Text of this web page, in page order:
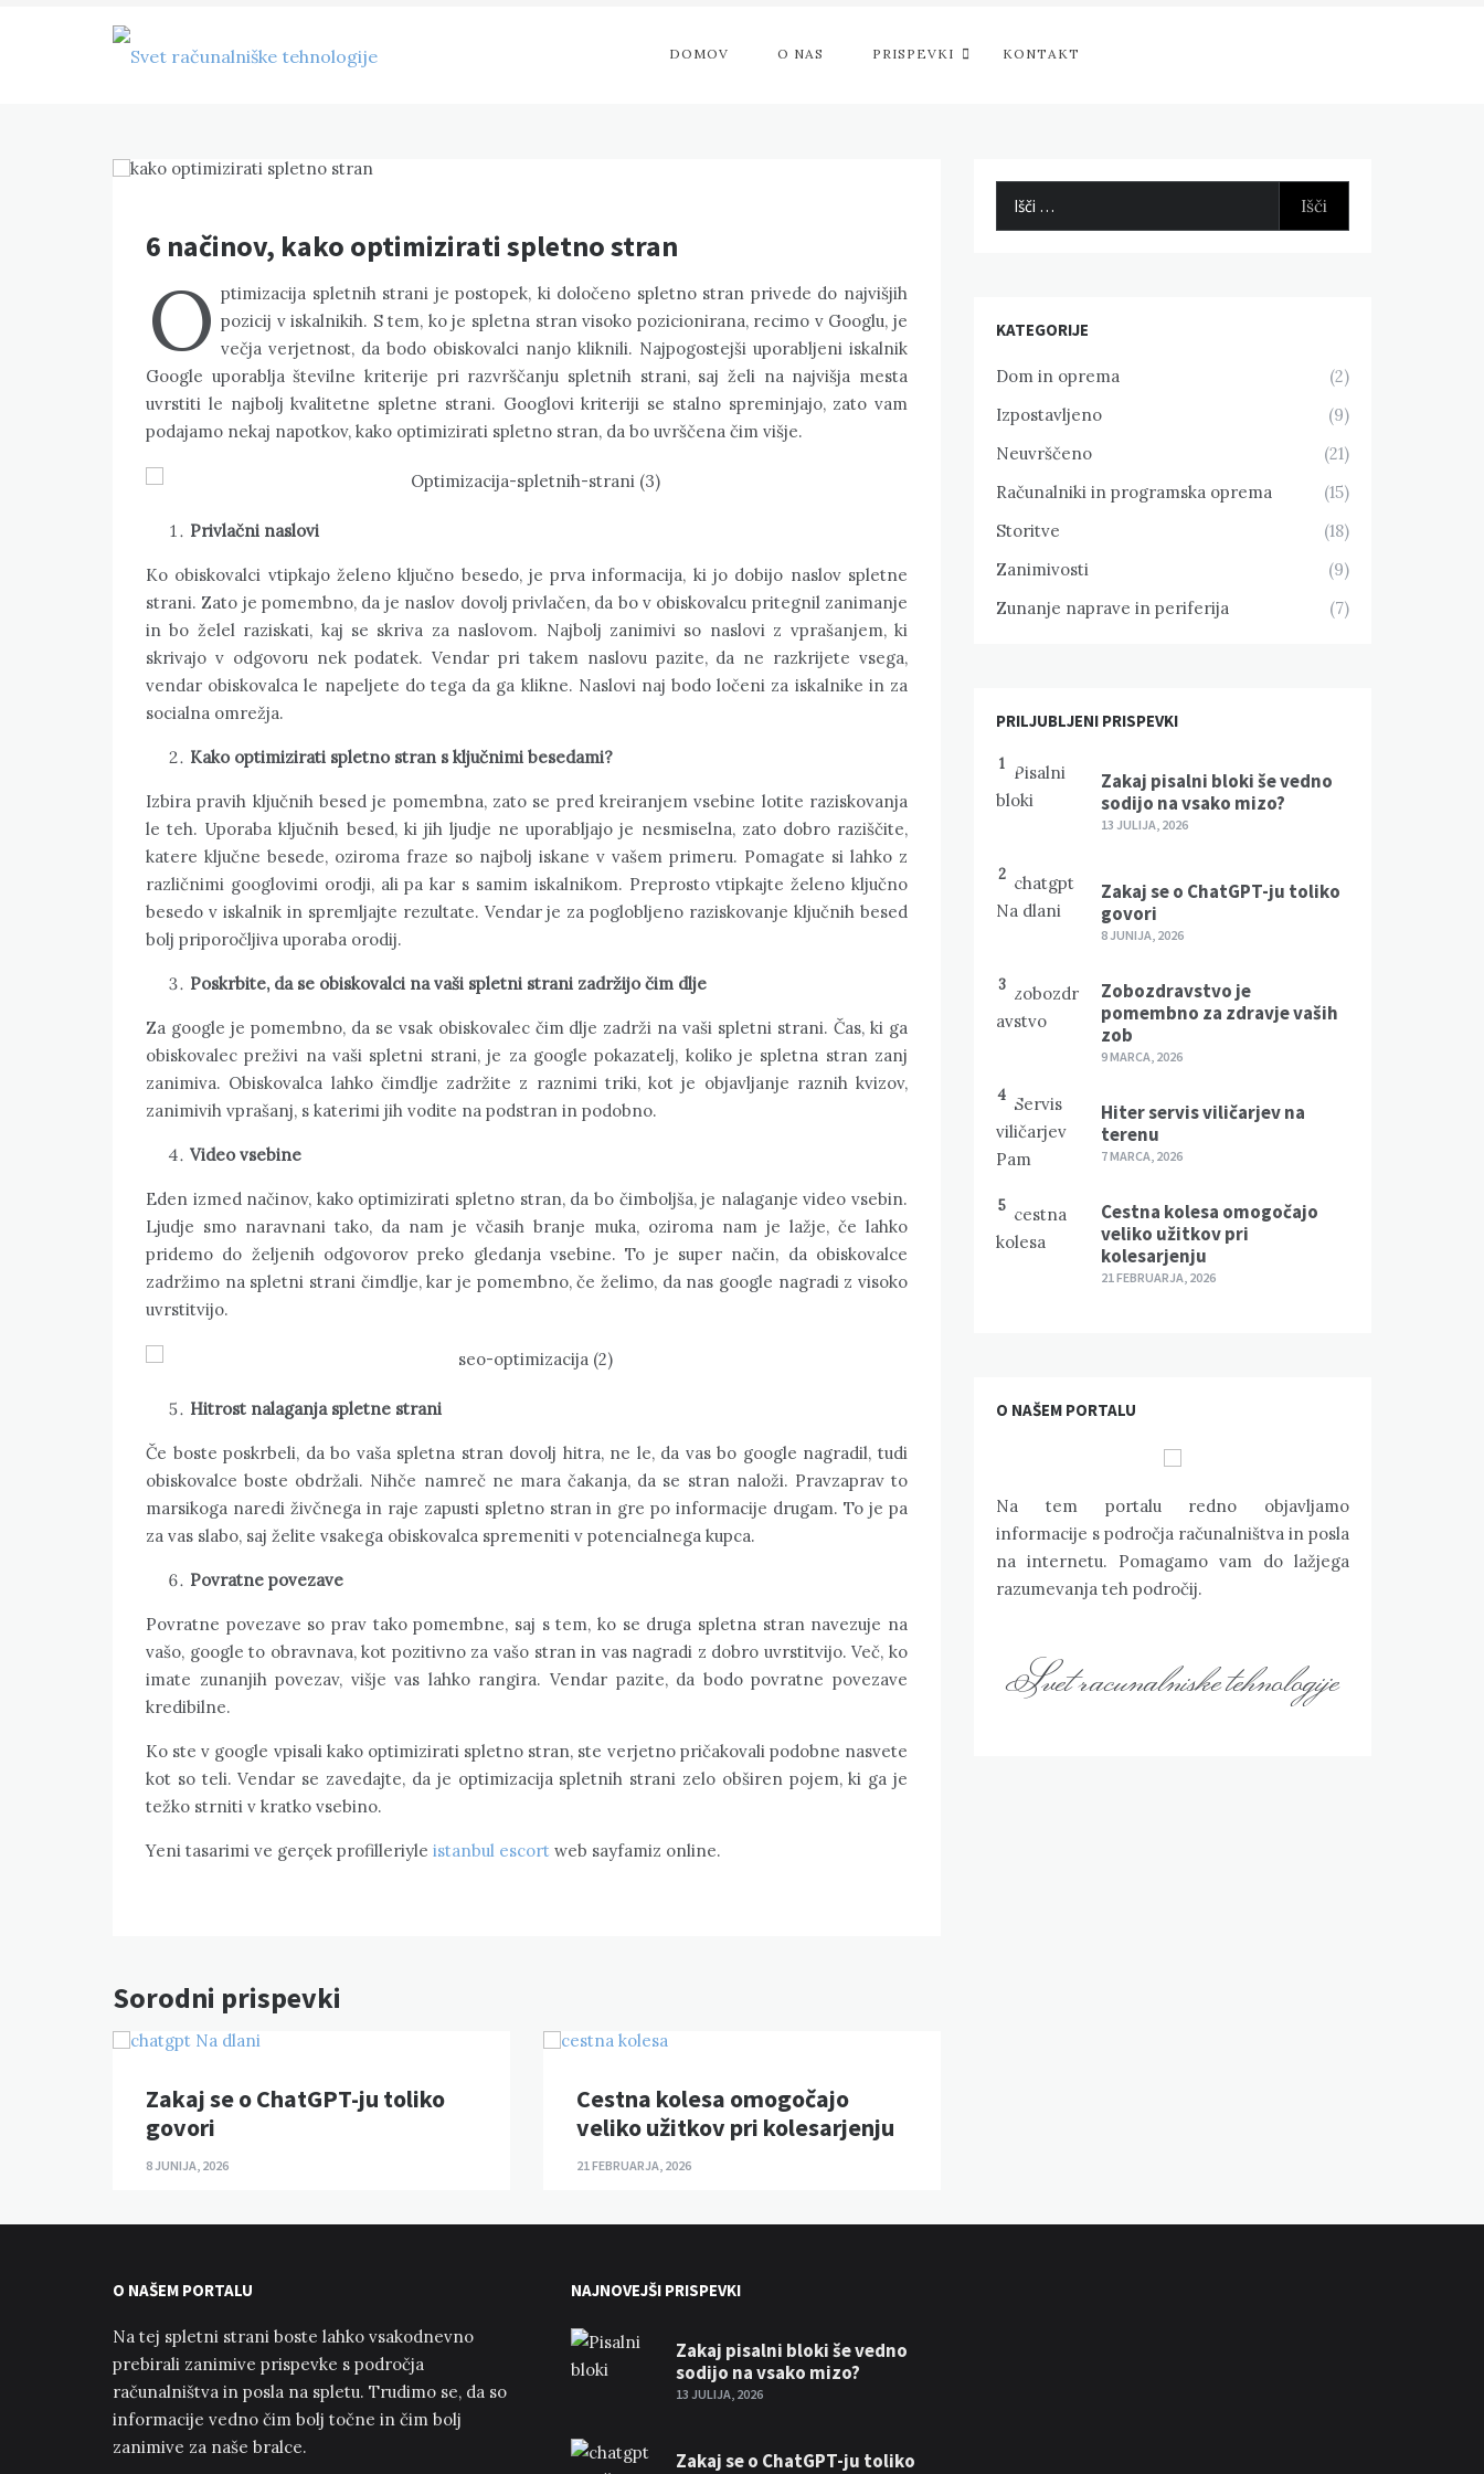
tehnologije
DOMOV O NAS PRISPEVKI KONTAKT
6 načinov, kako optimizirati spletno stran
O ptimizacija spletnih strani je postopek, ki določeno spletno stran privede do najvišjih
pozicij v iskalnikih. S tem, ko je spletna stran visoko pozicionirana, recimo v Googlu, je
večja verjetnost, da bodo obiskovalci nanjo kliknili. Najpogostejši uporabljeni iskalnik
Google uporablja številne kriterije pri razvrščanju spletnih strani, saj želi na najvišja mesta
uvrstiti le najbolj kvalitetne spletne strani. Googlovi kriteriji se stalno spreminjajo, zato vam
podajamo nekaj napotkov, kako optimizirati spletno stran, da bo uvrščena čim višje.
Privlačni naslovi
Ko obiskovalci vtipkajo želeno ključno besedo, je prva informacija, ki jo dobijo naslov spletne
strani. Zato je pomembno, da je naslov dovolj privlačen, da bo v obiskovalcu pritegnil zanimanje
in bo želel raziskati, kaj se skriva za naslovom. Najbolj zanimivi so naslovi z vprašanjem, ki
skrivajo v odgovoru nek podatek. Vendar pri takem naslovu pazite, da ne razkrijete vsega,
vendar obiskovalca le napeljete do tega da ga klikne. Naslovi naj bodo ločeni za iskalnike in za
socialna omrežja.
Kako optimizirati spletno stran s ključnimi besedami?
Izbira pravih ključnih besed je pomembna, zato se pred kreiranjem vsebine lotite raziskovanja
le teh. Uporaba ključnih besed, ki jih ljudje ne uporabljajo je nesmiselna, zato dobro raziščite,
katere ključne besede, oziroma fraze so najbolj iskane v vašem primeru. Pomagate si lahko z
različnimi googlovimi orodji, ali pa kar s samim iskalnikom. Preprosto vtipkajte želeno ključno
besedo v iskalnik in spremljajte rezultate. Vendar je za poglobljeno raziskovanje ključnih besed
bolj priporočljiva uporaba orodij.
Poskrbite, da se obiskovalci na vaši spletni strani zadržijo čim dlje
Za google je pomembno, da se vsak obiskovalec čim dlje zadrži na vaši spletni strani. Čas, ki ga
obiskovalec preživi na vaši spletni strani, je za google pokazatelj, koliko je spletna stran zanj
zanimiva. Obiskovalca lahko čimdlje zadržite z raznimi triki, kot je objavljanje raznih kvizov,
zanimivih vprašanj, s katerimi jih vodite na podstran in podobno.
Video vsebine
Eden izmed načinov, kako optimizirati spletno stran, da bo čimboljša, je nalaganje video vsebin.
Ljudje smo naravnani tako, da nam je včasih branje muka, oziroma nam je lažje, če lahko
pridemo do željenih odgovorov preko gledanja vsebine. To je super način, da obiskovalce
zadržimo na spletni strani čimdlje, kar je pomembno, če želimo, da nas google nagradi z visoko
uvrstitvijo.
Hitrost nalaganja spletne strani
Če boste poskrbeli, da bo vaša spletna stran dovolj hitra, ne le, da vas bo google nagradil, tudi
obiskovalce boste obdržali. Nihče namreč ne mara čakanja, da se stran naloži. Pravzaprav to
marsikoga naredi živčnega in raje zapusti spletno stran in gre po informacije drugam. To je pa
za vas slabo, saj želite vsakega obiskovalca spremeniti v potencialnega kupca.
Povratne povezave
Povratne povezave so prav tako pomembne, saj s tem, ko se druga spletna stran navezuje na
vašo, google to obravnava, kot pozitivno za vašo stran in vas nagradi z dobro uvrstitvijo. Več, ko
imate zunanjih povezav, višje vas lahko rangira. Vendar pazite, da bodo povratne povezave
kredibilne.
Ko ste v google vpisali kako optimizirati spletno stran, ste verjetno pričakovali podobne nasvete
kot so teli. Vendar se zavedajte, da je optimizacija spletnih strani zelo obširen pojem, ki ga je
težko strniti v kratko vsebino.
Yeni tasarimi ve gerçek profilleriyle istanbul escort web sayfamiz online.
Sorodni prispevki
Zakaj se o ChatGPT-ju toliko
govori
8 JUNIJA, 2026
Cestna kolesa omogočajo
veliko užitkov pri kolesarjenju
21 FEBRUARJA, 2026
KATEGORIJE
Dom in oprema
(2)
Izpostavljeno
(9)
Neuvrščeno
(21)
Računalniki in programska oprema
(15)
Storitve
(18)
Zanimivosti
(9)
Zunanje naprave in periferija
(7)
PRILJUBLJENI PRISPEVKI
1
Zakaj pisalni bloki še vedno
sodijo na vsako mizo?
13 JULIJA, 2026
2
Zakaj se o ChatGPT-ju toliko
govori
8 JUNIJA, 2026
3
Zobozdravstvo je
pomembno za zdravje vaših
zob
9 MARCA, 2026
4
Hiter servis viličarjev na
terenu
7 MARCA, 2026
5
Cestna kolesa omogočajo
veliko užitkov pri
kolesarjenju
21 FEBRUARJA, 2026
O NAŠEM PORTALU
Na tem portalu redno objavljamo
informacije s področja računalništva in posla
na internetu. Pomagamo vam do lažjega
razumevanja teh področij.
Svet racunalniske tehnologije
O NAŠEM PORTALU
Na tej spletni strani boste lahko vsakodnevno
prebirali zanimive prispevke s področja
računalništva in posla na spletu. Trudimo se, da so
informacije vedno čim bolj točne in čim bolj
zanimive za naše bralce.
NAJNOVEJŠI PRISPEVKI
Zakaj pisalni bloki še vedno
sodijo na vsako mizo?
13 JULIJA, 2026
Zakaj se o ChatGPT-ju toliko